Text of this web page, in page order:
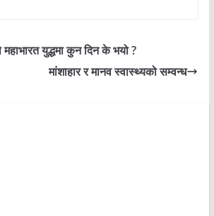
युद्धमा कुन दिन के भयो ?
मांशाहार र मानव स्वास्थ्यको सम्वन्ध